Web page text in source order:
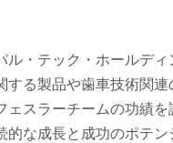
ル・テック・ホールデ
する製品や歯車技術関
ェスラーチームの功績
的な成長と成功のポテ